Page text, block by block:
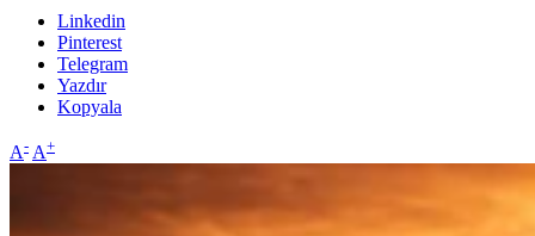
Linkedin
Pinterest
Telegram
Yazdır
Kopyala
A- A+